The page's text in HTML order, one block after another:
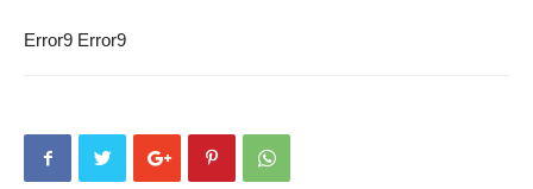
Error9 Error9